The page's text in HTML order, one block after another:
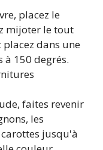
placez le
mijoter le tout
dans une
à 150 degrés.
faites revenir
les
jusqu'à